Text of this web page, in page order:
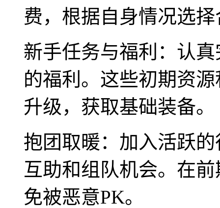
费，根据自身情况选
新手任务与福利：认
的福利。这些初期资
升级，获取基础装备。
抱团取暖：加入活跃
互助和组队机会。在
免被恶意PK。